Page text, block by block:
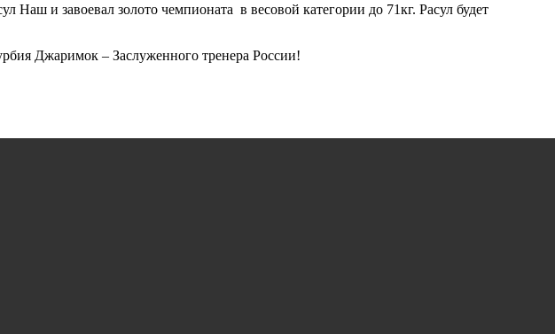
и завоевал золото чемпионата в весовой категории до 71кг. Расул будет
Джаримок – Заслуженного тренера России!